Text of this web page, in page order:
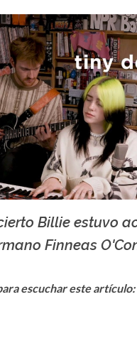
Billie estuvo
Finneas
escuchar este artículo: